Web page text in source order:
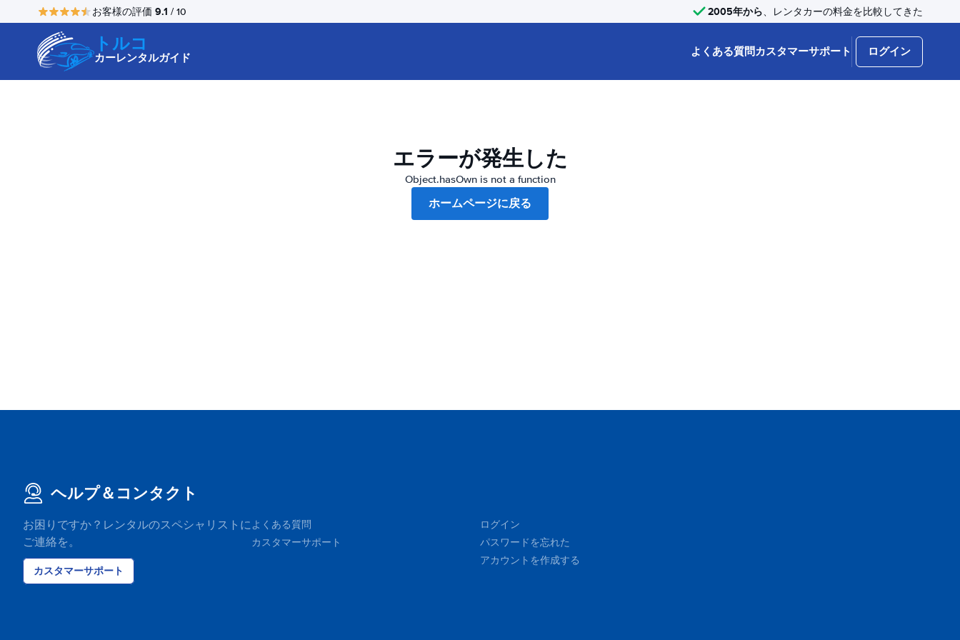
お客様の評価 9.1 / 10 2005年から、レンタカーの料金を比較してきた
トルコ
カーレンタルガイド よくある質問カスタマーサポート ログイン
エラーが発生した
Object.hasOwn is not a function
ホームページに戻る
ヘルプ＆コンタクト
お困りですか？レンタルのスペシャリストに
ご連絡を。
カスタマーサポート
よくある質問
カスタマーサポート
ログイン
パスワードを忘れた
アカウントを作成する